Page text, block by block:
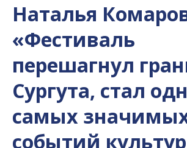
Наталья
«Фестиваль
перешагнул
Сургута, стал
самых
событий